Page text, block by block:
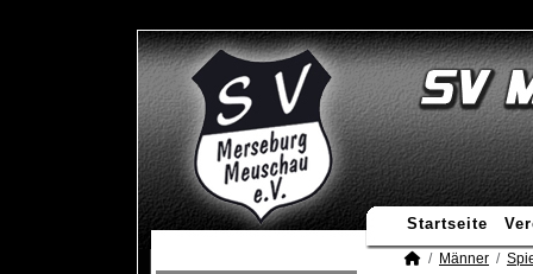
Startseite
Männer